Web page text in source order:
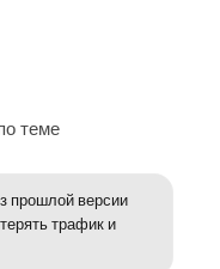
теме
прошлой версии
трафик и